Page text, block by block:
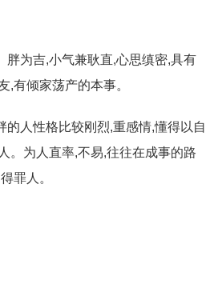
胖为吉,小气兼耿直,心思缜密,具有
,有倾家荡产的本事。
的人性格比较刚烈,重感情,懂得以自
。为人直率,不易,往往在成事的路
罪人。